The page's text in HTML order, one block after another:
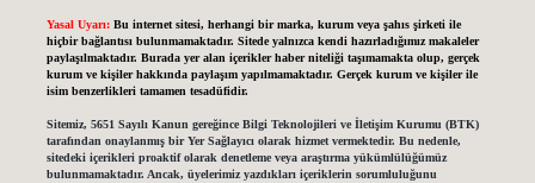
Yasal Uyarı: Bu internet sitesi, herhangi bir marka, kurum veya şahıs şirketi ile
hiçbir bağlantısı bulunmamaktadır. Sitede yalnızca kendi hazırladığımız makaleler
paylaşılmaktadır. Burada yer alan içerikler haber niteliği taşımamakta olup, gerçek
kurum ve kişiler hakkında paylaşım yapılmamaktadır. Gerçek kurum ve kişiler ile
isim benzerlikleri tamamen tesadüfidir.
Sitemiz, 5651 Sayılı Kanun gereğince Bilgi Teknolojileri ve İletişim Kurumu (BTK)
tarafından onaylanmış bir Yer Sağlayıcı olarak hizmet vermektedir. Bu nedenle,
sitedeki içerikleri proaktif olarak denetleme veya araştırma yükümlülüğümüz
bulunmamaktadır. Ancak, üyelerimiz yazdıkları içeriklerin sorumluluğunu